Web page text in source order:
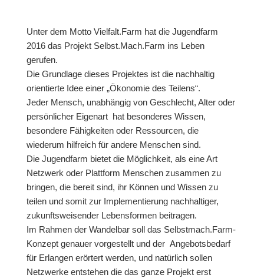
Unter dem Motto Vielfalt.Farm hat die Jugendfarm
2016 das Projekt Selbst.Mach.Farm ins Leben
gerufen.
Die Grundlage dieses Projektes ist die nachhaltig
orientierte Idee einer „Ökonomie des Teilens“.
Jeder Mensch, unabhängig von Geschlecht, Alter oder
persönlicher Eigenart hat besonderes Wissen,
besondere Fähigkeiten oder Ressourcen, die
wiederum hilfreich für andere Menschen sind.
Die Jugendfarm bietet die Möglichkeit, als eine Art
Netzwerk oder Plattform Menschen zusammen zu
bringen, die bereit sind, ihr Können und Wissen zu
teilen und somit zur Implementierung nachhaltiger,
zukunftsweisender Lebensformen beitragen.
Im Rahmen der Wandelbar soll das Selbstmach.Farm-
Konzept genauer vorgestellt und der Angebotsbedarf
für Erlangen erörtert werden, und natürlich sollen
Netzwerke entstehen die das ganze Projekt erst